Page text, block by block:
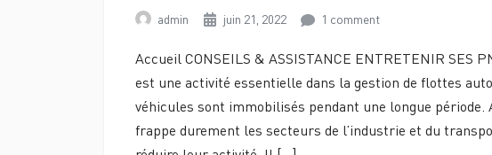
admin juin 21, 2022 1 comment
Accueil CONSEILS & ASSISTANCE ENTRETENIR SES
est une activité essentielle dans la gestion de flottes
véhicules sont immobilisés pendant une longue période.
frappe durement les secteurs de l’industrie et du